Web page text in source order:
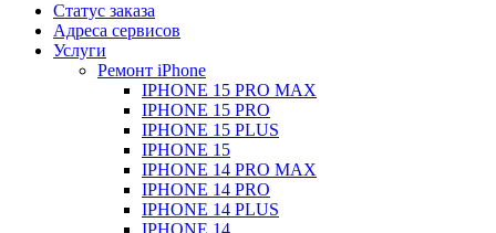
Статус заказа
Адреса сервисов
Услуги
Ремонт iPhone
IPHONE 15 PRO MAX
IPHONE 15 PRO
IPHONE 15 PLUS
IPHONE 15
IPHONE 14 PRO MAX
IPHONE 14 PRO
IPHONE 14 PLUS
IPHONE 14